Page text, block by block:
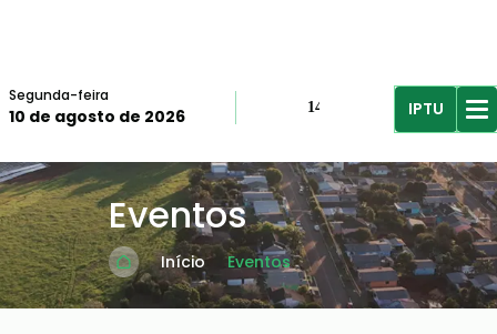
Segunda-feira
10 de agosto de 2026 14º
R$61,96IPTU
Eventos
Início Eventos